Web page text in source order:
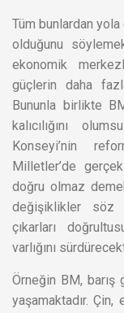
Tüm bunlardan yola
olduğunu
ekonomik
güçlerin daha
Bununla birlikte
kalıcılığını
Konseyi’nin
Milletler’de
doğru olmaz
değişiklikler söz
çıkarları
varlığını
Örneğin BM,
yaşamaktadır.